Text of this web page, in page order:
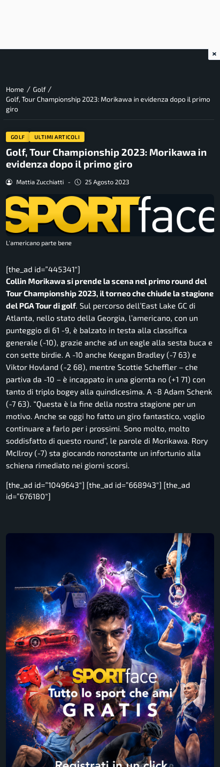
Home / Golf /
Golf, Tour Championship 2023: Morikawa in evidenza dopo il primo
giro
GOLF ULTIMI ARTICOLI
Golf, Tour Championship 2023: Morikawa in
evidenza dopo il primo giro
Mattia Zucchiatti - 25 Agosto 2023
L'americano parte bene
[the_ad id=”445341″]
Collin Morikawa si prende la scena nel primo round del
Tour Championship 2023, il torneo che chiude la stagione
del PGA Tour di golf. Sul percorso dell’East Lake GC di
Atlanta, nello stato della Georgia, l’americano, con un
punteggio di 61 -9, è balzato in testa alla classifica
generale (-10), grazie anche ad un eagle alla sesta buca e
con sette birdie. A -10 anche Keegan Bradley (-7 63) e
Viktor Hovland (-2 68), mentre Scottie Scheffler – che
partiva da -10 – è incappato in una giornta no (+1 71) con
tanto di triplo bogey alla quindicesima. A -8 Adam Schenk
(-7 63). “Questa è la fine della nostra stagione per un
motivo. Anche se oggi ho fatto un giro fantastico, voglio
continuare a farlo per i prossimi. Sono molto, molto
soddisfatto di questo round”, le parole di Morikawa. Rory
McIlroy (-7) sta giocando nonostante un infortunio alla
schiena rimediato nei giorni scorsi.
[the_ad id=”1049643″] [the_ad id=”668943″] [the_ad
id=”676180″]
×